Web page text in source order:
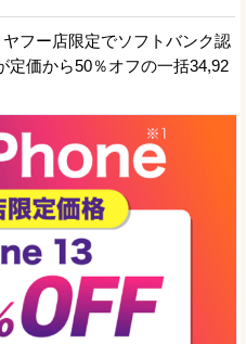
フー店限定でソフトバンク認
定価から50％オフの一括34,92